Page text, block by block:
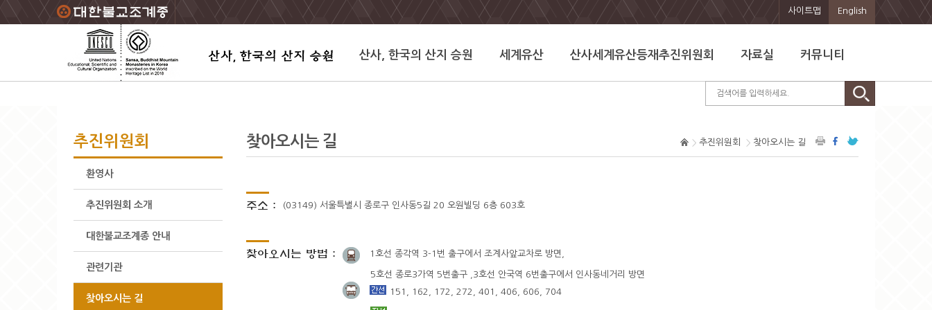
주요메뉴 바로가기
본문 바로가기
하단메뉴 바로가기 사이트맵 English
산사, 한국의 산지 승원 세계유산 산사세계유산등재추진위원회 자료실 커뮤니티
추진위원회
환영사
추진위원회 소개
대한불교조계종 안내
관련기관
찾아오시는 길
찾아오시는 길 추진위원회 찾아오시는 길
주소 : (03149) 서울특별시 종로구 인사동5길 20 오원빌딩 6층 603호
찾아오시는 방법 : 1호선 종각역 3-1번 출구에서 조계사앞교차로 방면,
5호선 종로3가역 5번출구 ,3호선 안국역 6번출구에서 인사동네거리 방면
151, 162, 172, 272, 401, 406, 606, 704